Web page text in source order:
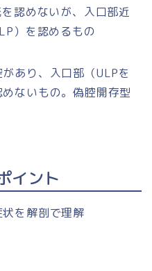
認めないが、入口部近
）を認めるもの
あり、入口部（ULPを
ないもの。偽腔開存型
イント
を解剖で理解